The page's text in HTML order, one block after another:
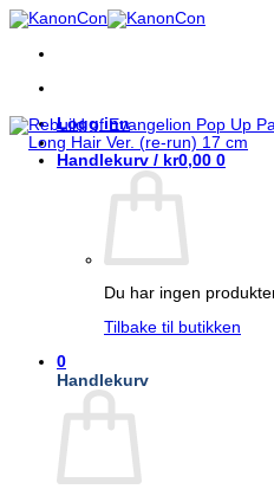
Skip
content
Logg inn
Handlekurv / kr0,00 0
Du har ingen
Tilbake til butikken
0
Handlekurv